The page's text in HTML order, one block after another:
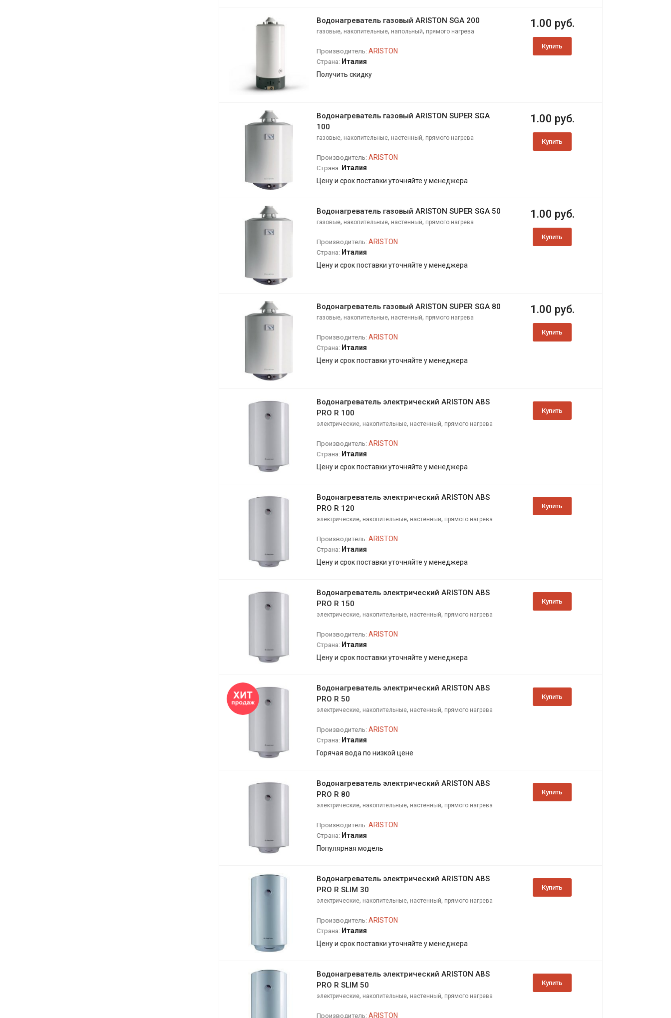
Водонагреватель газовый ARISTON SGA 200
газовые, накопительные, напольный, прямого нагрева
Производитель: ARISTON
Страна: Италия
Получить скидку
1.00 руб.
Купить
Водонагреватель газовый ARISTON SUPER SGA
100
газовые, накопительные, настенный, прямого нагрева
Производитель: ARISTON
Страна: Италия
Цену и срок поставки уточняйте у менеджера
1.00 руб.
Купить
Водонагреватель газовый ARISTON SUPER SGA 50
газовые, накопительные, настенный, прямого нагрева
Производитель: ARISTON
Страна: Италия
Цену и срок поставки уточняйте у менеджера
1.00 руб.
Купить
Водонагреватель газовый ARISTON SUPER SGA 80
газовые, накопительные, настенный, прямого нагрева
Производитель: ARISTON
Страна: Италия
Цену и срок поставки уточняйте у менеджера
1.00 руб.
Купить
Водонагреватель электрический ARISTON ABS
PRO R 100
электрические, накопительные, настенный, прямого нагрева
Производитель: ARISTON
Страна: Италия
Цену и срок поставки уточняйте у менеджера
Купить
Водонагреватель электрический ARISTON ABS
PRO R 120
электрические, накопительные, настенный, прямого нагрева
Производитель: ARISTON
Страна: Италия
Цену и срок поставки уточняйте у менеджера
Купить
Водонагреватель электрический ARISTON ABS
PRO R 150
электрические, накопительные, настенный, прямого нагрева
Производитель: ARISTON
Страна: Италия
Цену и срок поставки уточняйте у менеджера
Купить
Водонагреватель электрический ARISTON ABS
PRO R 50
электрические, накопительные, настенный, прямого нагрева
Производитель: ARISTON
Страна: Италия
Горячая вода по низкой цене
Купить
Водонагреватель электрический ARISTON ABS
PRO R 80
электрические, накопительные, настенный, прямого нагрева
Производитель: ARISTON
Страна: Италия
Популярная модель
Купить
Водонагреватель электрический ARISTON ABS
PRO R SLIM 30
электрические, накопительные, настенный, прямого нагрева
Производитель: ARISTON
Страна: Италия
Цену и срок поставки уточняйте у менеджера
Купить
Водонагреватель электрический ARISTON ABS
PRO R SLIM 50
электрические, накопительные, настенный, прямого нагрева
Производитель: ARISTON
Купить